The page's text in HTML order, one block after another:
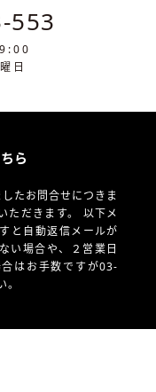
553
日
ら
たお問合せにつきま
ただきます。 以下メ
と自動返信メールが
い場合や、
２営業日
はお手数ですが03-